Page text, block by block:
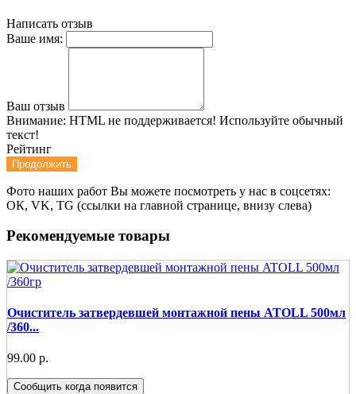
Написать отзыв
Ваше имя:
Ваш отзыв
Внимание: HTML не поддерживается! Используйте обычный
текст!
Рейтинг
Продолжить
Фото наших работ Вы можете посмотреть у нас в соцсетях:
ОК, VK, TG (ссылки на главной странице, внизу слева)
Рекомендуемые товары
Очиститель затвердевшей монтажной пены ATOLL 500мл
/360...
99.00 р.
Сообщить когда появится